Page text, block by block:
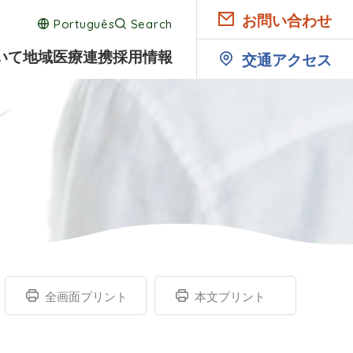
Português Search
て地域医療連携採用情報
お問い合わせ
交通アクセス
全画面プリント 本文プリント